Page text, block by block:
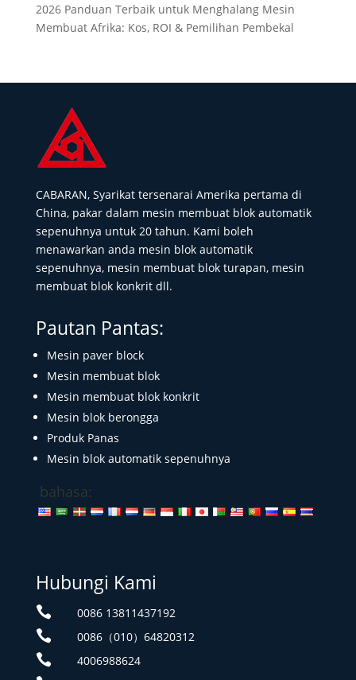
2026 Panduan Terbaik untuk Menghalang Mesin
Membuat Afrika: Kos, ROI & Pemilihan Pembekal
CABARAN, Syarikat tersenarai Amerika pertama di
China, pakar dalam mesin membuat blok automatik
sepenuhnya untuk 20 tahun. Kami boleh
menawarkan anda mesin blok automatik
sepenuhnya, mesin membuat blok turapan, mesin
membuat blok konkrit dll.
Pautan Pantas:
Mesin paver block
Mesin membuat blok
Mesin membuat blok konkrit
Mesin blok berongga
Produk Panas
Mesin blok automatik sepenuhnya
bahasa:
Hubungi Kami
 0086 13811437192
 0086（010）64820312
 4006988624